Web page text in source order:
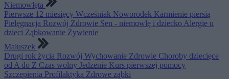
Niemowlęta
Pierwsze 12 miesięcy Wcześniak Noworodek Karmienie piersią
Pielęgnacja Rozwój Zdrowie Sen - niemowlę i dziecko Alergie u
dzieci Ząbkowanie Żywienie
Maluszek
Drugi rok życia Rozwój Wychowanie Zdrowie Choroby dziecięce
od A do Z Czas wolny Jedzenie Kurs pierwszej pomocy
Szczepienia Profilaktyka Zdrowe ząbki